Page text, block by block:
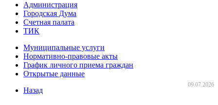
Администрация
Городская Дума
Счетная палата
ТИК
Муниципальные услуги
Нормативно-правовые акты
График личного приема граждан
Открытые данные
Назад
09.07.2026